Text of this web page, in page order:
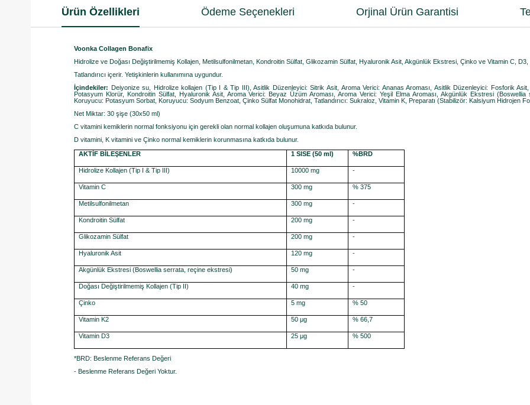
Ürün Özellikleri Ödeme Seçenekleri Orjinal Ürün Garantisi
Voonka Collagen Bonafix
Hidrolize ve Doğası Değiştirilmemiş Kollajen, Metilsulfonilmetan, Kondroitin Sülfat, Glikozamin Sülfat, Hyaluronik Asit, Akgünlük Ekstresi, Çinko ve Vitamin C,
Tatlandırıcı içerir. Yetişkinlerin kullanımına uygundur.
İçindekiler: Deiyonize su, Hidrolize kollajen (Tip I & Tip III), Asitlik Düzenleyici: Sitrik Asit, Aroma Verici: Ananas Aroması, Asitlik Düzenleyici: Fosforik
Potasyum Klorür, Kondroitin Sülfat, Hyaluronik Asit, Aroma Verici: Beyaz Üzüm Aroması, Aroma Verici: Yeşil Elma Aroması, Akgünlük Ekstresi
Koruyucu: Potasyum Sorbat, Koruyucu: Sodyum Benzoat, Çinko Sülfat Monohidrat, Tatlandırıcı: Sukraloz, Vitamin K, Preparatı (Stabilizör: Kalsiyum Hidrojen
Net Miktar: 30 şişe (30x50 ml)
C vitamini kemiklerin normal fonksiyonu için gerekli olan normal kollajen oluşumuna katkıda bulunur.
D vitamini, K vitamini ve Çinko normal kemiklerin korunmasına katkıda bulunur.
AKTİF BİLEŞENLER
1 SISE (50 ml) %BRD
Hidrolize Kollajen (Tip I & Tip III) 10000 mg -
Vitamin C 300 mg % 375
Metilsulfonilmetan 300 mg -
Kondroitin Sülfat 200 mg -
Glikozamin Sülfat 200 mg -
Hyaluronik Asit 120 mg -
Akgünlük Ekstresi (Boswellia serrata, reçine ekstresi) 50 mg -
Doğası Değiştirilmemiş Kollajen (Tip II) 40 mg -
Çinko 5 mg % 50
Vitamin K2 50 μg % 66,7
Vitamin D3 25 μg % 500
*BRD: Beslenme Referans Değeri
- Beslenme Referans Değeri Yoktur.